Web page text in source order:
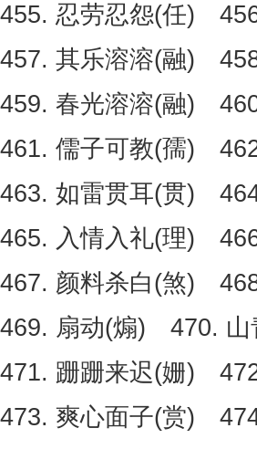
455. 忍劳忍怨(任)
457. 其乐溶溶(融)
459. 春光溶溶(融)
461. 儒子可教(孺)
463. 如雷贯耳(贯)
465. 入情入礼(理)
467. 颜料杀白(煞)
469. 扇动(煽) 470. 山
471. 跚跚来迟(姗)
473. 爽心面子(赏)